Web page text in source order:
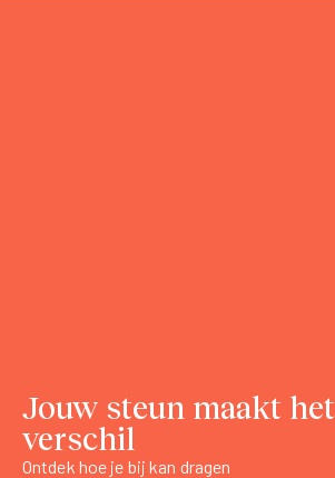
Jouw steun maakt het
verschil
Ontdek hoe je bij kan dragen